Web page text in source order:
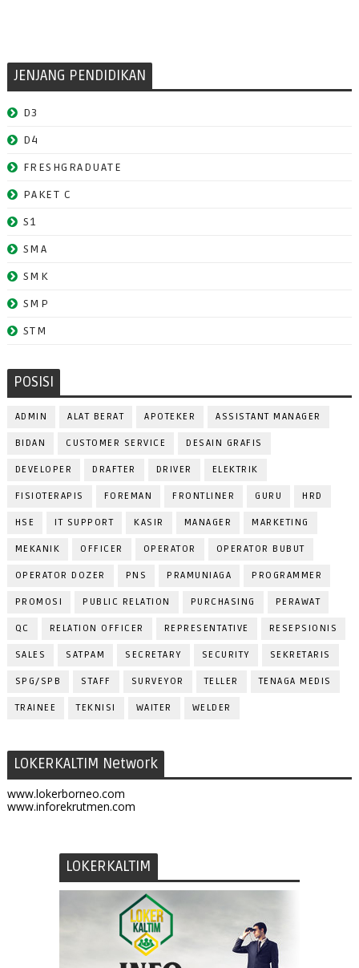
JENJANG PENDIDIKAN
D3
D4
FRESHGRADUATE
PAKET C
S1
SMA
SMK
SMP
STM
POSISI
ADMIN ALAT BERAT APOTEKER ASSISTANT MANAGER
BIDAN CUSTOMER SERVICE DESAIN GRAFIS
DEVELOPER DRAFTER DRIVER ELEKTRIK
FISIOTERAPIS FOREMAN FRONTLINER GURU HRD
HSE IT SUPPORT KASIR MANAGER MARKETING
MEKANIK OFFICER OPERATOR OPERATOR BUBUT
OPERATOR DOZER PNS PRAMUNIAGA PROGRAMMER
PROMOSI PUBLIC RELATION PURCHASING PERAWAT
QC RELATION OFFICER REPRESENTATIVE RESEPSIONIS
SALES SATPAM SECRETARY SECURITY SEKRETARIS
SPG/SPB STAFF SURVEYOR TELLER TENAGA MEDIS
TRAINEE TEKNISI WAITER WELDER
LOKERKALTIM Network
www.lokerborneo.com
www.inforekrutmen.com
LOKERKALTIM